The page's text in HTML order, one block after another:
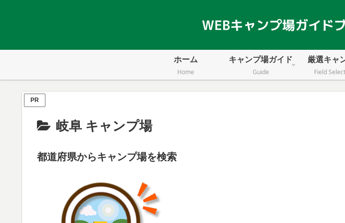
ホーム
Home
キャンプ場ガイド
Guide
厳選キャ
Field
PR
岐阜 キャンプ場
都道府県からキャンプ場を検索